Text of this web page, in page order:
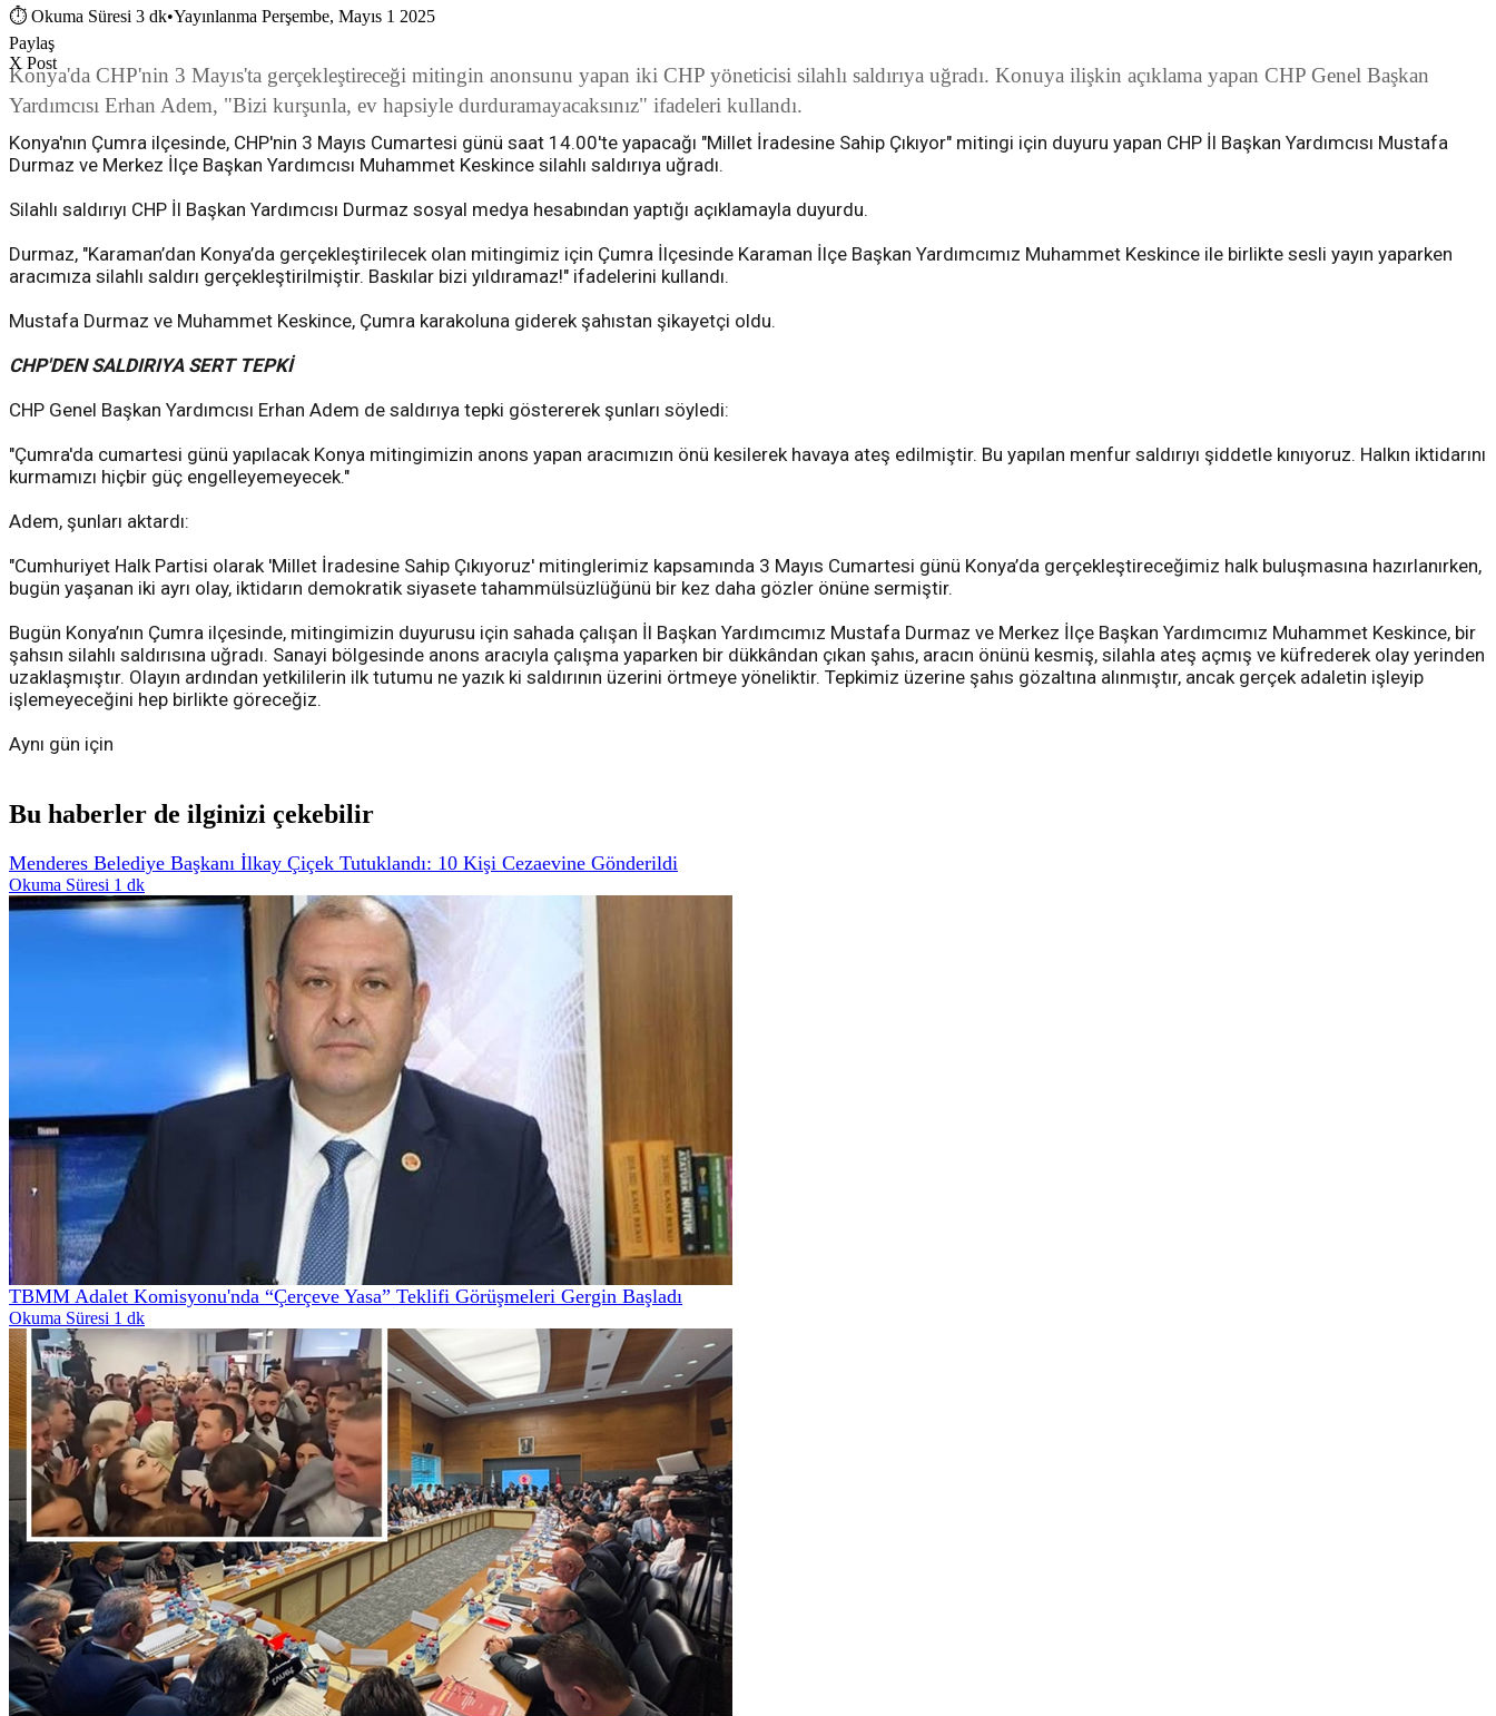
⏱ Okuma Süresi 3 dk•Yayınlanma Perşembe, Mayıs 1 2025
Paylaş
X Post
Konya'da CHP'nin 3 Mayıs'ta gerçekleştireceği mitingin anonsunu yapan iki CHP yöneticisi silahlı saldırıya uğradı. Konuya ilişkin açıklama yapan CHP Genel Başkan
Yardımcısı Erhan Adem, "Bizi kurşunla, ev hapsiyle durduramayacaksınız" ifadeleri kullandı.
Konya'nın Çumra ilçesinde, CHP'nin 3 Mayıs Cumartesi günü saat 14.00'te yapacağı "Millet İradesine Sahip Çıkıyor" mitingi için duyuru yapan CHP İl Başkan Yardımcısı Mustafa
Durmaz ve Merkez İlçe Başkan Yardımcısı Muhammet Keskince silahlı saldırıya uğradı.
Silahlı saldırıyı CHP İl Başkan Yardımcısı Durmaz sosyal medya hesabından yaptığı açıklamayla duyurdu.
Durmaz, "Karaman’dan Konya’da gerçekleştirilecek olan mitingimiz için Çumra İlçesinde Karaman İlçe Başkan Yardımcımız Muhammet Keskince ile birlikte sesli yayın yaparken
aracımıza silahlı saldırı gerçekleştirilmiştir. Baskılar bizi yıldıramaz!" ifadelerini kullandı.
Mustafa Durmaz ve Muhammet Keskince, Çumra karakoluna giderek şahıstan şikayetçi oldu.
CHP'DEN SALDIRIYA SERT TEPKİ
CHP Genel Başkan Yardımcısı Erhan Adem de saldırıya tepki göstererek şunları söyledi:
"Çumra'da cumartesi günü yapılacak Konya mitingimizin anons yapan aracımızın önü kesilerek havaya ateş edilmiştir. Bu yapılan menfur saldırıyı şiddetle kınıyoruz. Halkın iktidarını
kurmamızı hiçbir güç engelleyemeyecek."
Adem, şunları aktardı:
"Cumhuriyet Halk Partisi olarak 'Millet İradesine Sahip Çıkıyoruz' mitinglerimiz kapsamında 3 Mayıs Cumartesi günü Konya’da gerçekleştireceğimiz halk buluşmasına hazırlanırken,
bugün yaşanan iki ayrı olay, iktidarın demokratik siyasete tahammülsüzlüğünü bir kez daha gözler önüne sermiştir.
Bugün Konya’nın Çumra ilçesinde, mitingimizin duyurusu için sahada çalışan İl Başkan Yardımcımız Mustafa Durmaz ve Merkez İlçe Başkan Yardımcımız Muhammet Keskince, bir
şahsın silahlı saldırısına uğradı. Sanayi bölgesinde anons aracıyla çalışma yaparken bir dükkândan çıkan şahıs, aracın önünü kesmiş, silahla ateş açmış ve küfrederek olay yerinden
uzaklaşmıştır. Olayın ardından yetkililerin ilk tutumu ne yazık ki saldırının üzerini örtmeye yöneliktir. Tepkimiz üzerine şahıs gözaltına alınmıştır, ancak gerçek adaletin işleyip
işlemeyeceğini hep birlikte göreceğiz.
Aynı gün için
Bu haberler de ilginizi çekebilir
Menderes Belediye Başkanı İlkay Çiçek Tutuklandı: 10 Kişi Cezaevine Gönderildi
Okuma Süresi 1 dk
TBMM Adalet Komisyonu'nda “Çerçeve Yasa” Teklifi Görüşmeleri Gergin Başladı
Okuma Süresi 1 dk